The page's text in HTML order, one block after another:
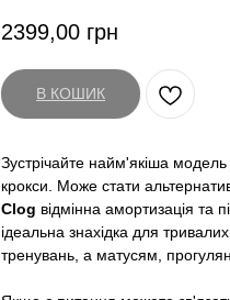
2399,00 грн
В КОШИК
Зустрічайте найм'якіша модель
крокси. Може стати
Clog відмінна амортизація та
ідеальна знахідка для
тренувань, а матусям,